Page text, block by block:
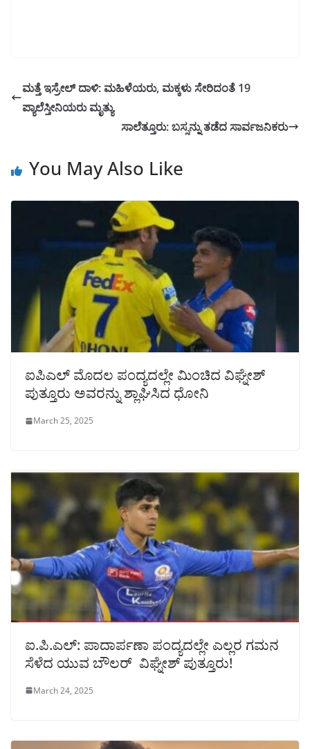
ಮತ್ತೆ ಇಸ್ರೇಲ್ ದಾಳಿ: ಮಹಿಳೆಯರು, ಮಕ್ಕಳು ಸೇರಿದಂತೆ 19
ಪ್ಯಾಲೆಸ್ತೀನಿಯರು ಮೃತ್ಯು
ಸಾಲೆತ್ತೂರು: ಬಸ್ಸನ್ನು ತಡೆದ ಸಾರ್ವಜನಿಕರು
You May Also Like
ಐಪಿಎಲ್ ಮೊದಲ ಪಂದ್ಯದಲ್ಲೇ ಮಿಂಚಿದ ವಿಘ್ನೇಶ್
ಪುತ್ತೂರು ಅವರನ್ನು ಶ್ಲಾಘಿಸಿದ ಧೋನಿ
March 25, 2025
ಐ.ಪಿ.ಎಲ್: ಪಾದಾರ್ಪಣಾ ಪಂದ್ಯದಲ್ಲೇ ಎಲ್ಲರ ಗಮನ
ಸೆಳೆದ ಯುವ ಬೌಲರ್ ವಿಘ್ನೇಶ್ ಪುತ್ತೂರು!
March 24, 2025